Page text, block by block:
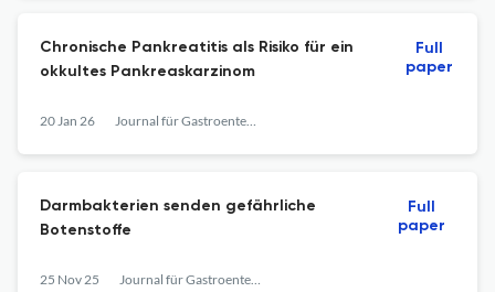
Chronische Pankreatitis als Risiko für ein
okkultes Pankreaskarzinom
20 Jan 26 Journal für Gastroenterologische und Hepatologische Erkrankungen
Full
paper
Darmbakterien senden gefährliche
Botenstoffe
25 Nov 25 Journal für Gastroenterologische und Hepatologische Erkrankungen
Full
paper